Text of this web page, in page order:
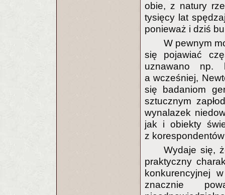
obie, z natury
tysięcy lat
ponieważ i dziś
W pewnym
się pojawiać
uznawano np.
a wcześniej,
się badaniom
sztucznym
wynalazek
jak i obiekty
z
Wydaje się,
praktyczny
konkurencyjnej
znacznie